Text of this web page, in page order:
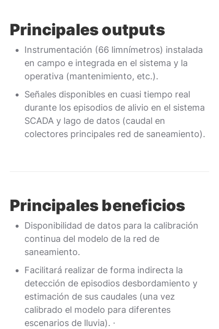
Principales outputs
Instrumentación (66 limnímetros) instalada
en campo e integrada en el sistema y la
operativa (mantenimiento, etc.).
Señales disponibles en cuasi tiempo real
durante los episodios de alivio en el sistema
SCADA y lago de datos (caudal en
colectores principales red de saneamiento).
Principales beneficios
Disponibilidad de datos para la calibración
continua del modelo de la red de
saneamiento.
Facilitará realizar de forma indirecta la
detección de episodios desbordamiento y
estimación de sus caudales (una vez
calibrado el modelo para diferentes
escenarios de lluvia). ·